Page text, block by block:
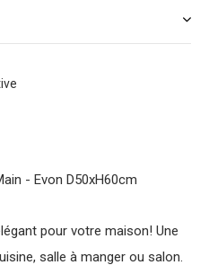
- Evon D50xH60cm
pour votre maison! Une
salle à manger ou salon.